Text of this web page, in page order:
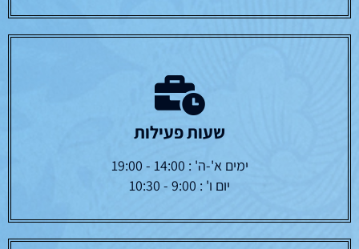
שעות פעילות
ימים א'-ה' : 14:00 - 19:00
יום ו' : 9:00 - 10:30